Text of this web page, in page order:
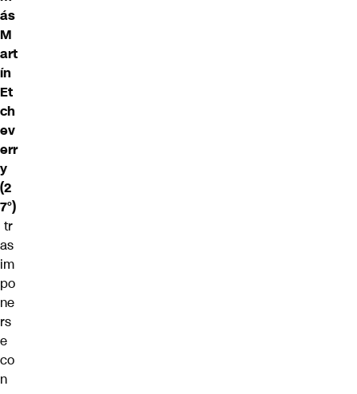
ás
M
art
ín
Et
ch
ev
err
y
(2
7°)
tr
as
im
po
ne
rs
e
co
n